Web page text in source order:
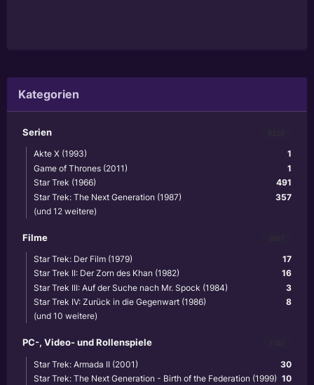
Kategorien
Serien
1
Akte X (1993)
1
Game of Thrones (2011)
491
Star Trek (1966)
357
Star Trek: The Next Generation (1987)
(und 12 weitere)
Filme
17
Star Trek: Der Film (1979)
16
Star Trek II: Der Zorn des Khan (1982)
3
Star Trek III: Auf der Suche nach Mr. Spock (1984)
8
Star Trek IV: Zurück in die Gegenwart (1986)
(und 10 weitere)
PC-, Video- und Rollenspiele
30
Star Trek: Armada II (2001)
10
Star Trek: The Next Generation - Birth of the Federation (1999)